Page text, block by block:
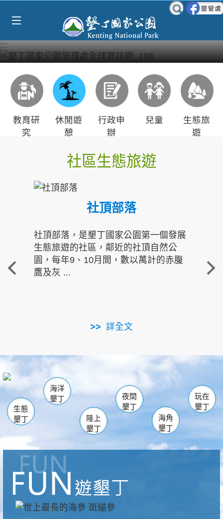
:::
教育研
究
休閒遊
憩
行政申
辦
兒童
生態旅
遊
社區生態旅遊
社頂部落
社頂部落，是墾丁國家公園第一個發展
生態旅遊的社區，鄰近的社頂自然公
園，每年9、10月間，數以萬計的赤腹
鷹及灰 ...
詳全文
重
走進
南仁湖
海生館
恆春 佳樂水
龍鑾潭自然中心 森林遊樂區
瓊麻館
關山 墾管處遊客中心
社頂公園 風吹沙
船帆石
白砂 龍磐公園
香蕉灣
砂島
鵝鑾鼻
生態
墾丁
海洋
墾丁
陸上
墾丁
夜間
墾丁
海角
墾丁
玩在
墾丁